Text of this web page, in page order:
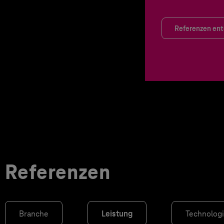
Referenzen
Referenzen
Branche Leistung